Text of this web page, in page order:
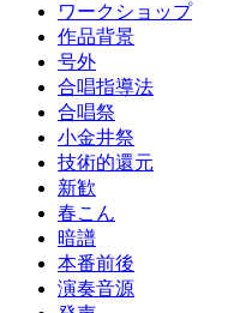
ワークショップ
作品背景
号外
合唱指導法
合唱祭
小金井祭
技術的還元
新歓
春こん
暗譜
本番前後
演奏音源